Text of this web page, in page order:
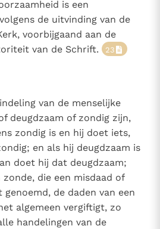
is een
de uitvinding van de
voorbijgaand aan de
van de Schrift. 23
van de menselijke
deugdzaam of zondig zijn,
zondig is en hij doet iets,
en als hij deugdzaam is
doet hij dat deugdzaam;
die een misdaad of
de daden van een
algemeen vergiftigt, zo
handelingen van de